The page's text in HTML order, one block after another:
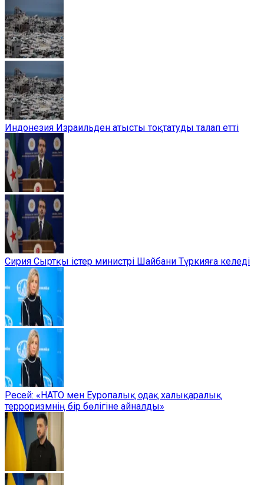
Индонезия Израильден атысты тоқтатуды талап етті
Сирия Сыртқы істер министрі Шайбани Түркияға келеді
Ресей: «НАТО мен Еуропалық одақ халықаралық
терроризмнің бір бөлігіне айналды»